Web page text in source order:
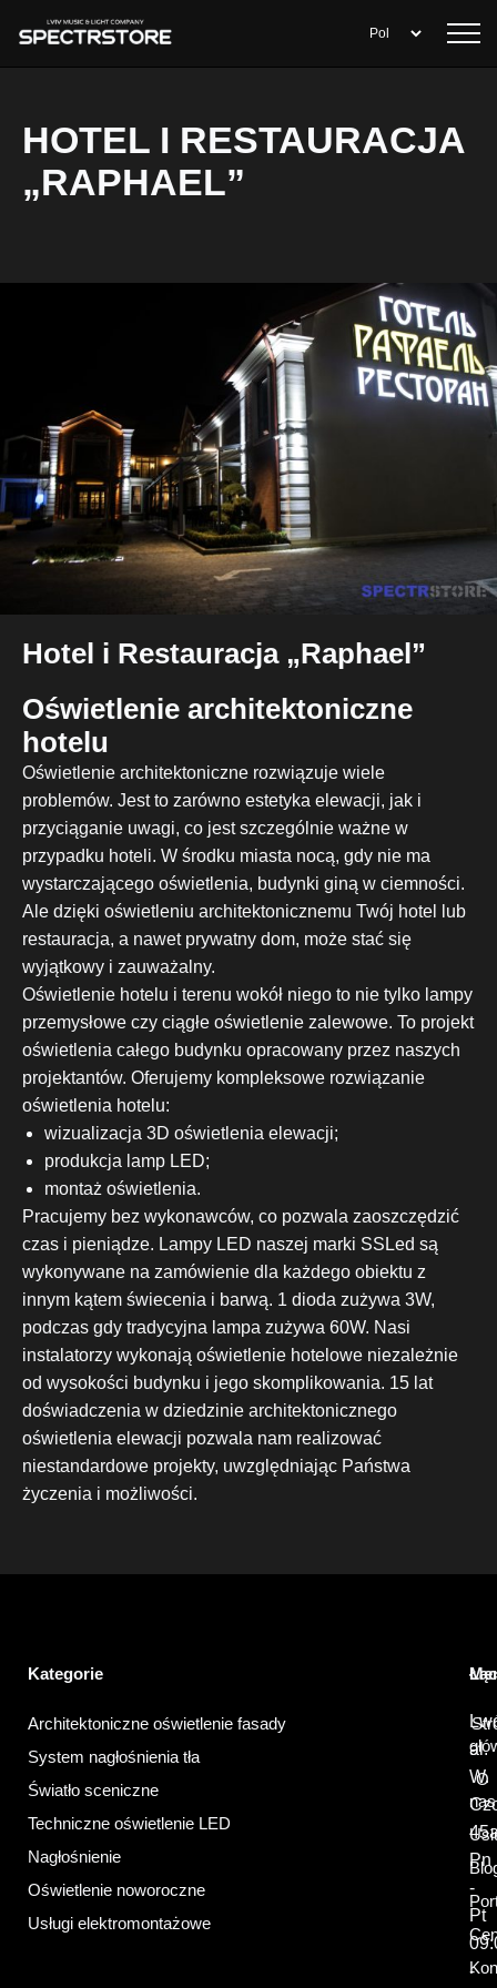
HOTEL I RESTAURACJA
„RAPHAEL”
Hotel i Restauracja „Raphael”
Oświetlenie architektoniczne
hotelu
Oświetlenie architektoniczne rozwiązuje wiele
problemów. Jest to zarówno estetyka elewacji, jak i
przyciąganie uwagi, co jest szczególnie ważne w
przypadku hoteli. W środku miasta nocą, gdy nie ma
wystarczającego oświetlenia, budynki giną w ciemności.
Ale dzięki oświetleniu architektonicznemu Twój hotel lub
restauracja, a nawet prywatny dom, może stać się
wyjątkowy i zauważalny.
Oświetlenie hotelu i terenu wokół niego to nie tylko lampy
przemysłowe czy ciągłe oświetlenie zalewowe. To projekt
oświetlenia całego budynku opracowany przez naszych
projektantów. Oferujemy kompleksowe rozwiązanie
oświetlenia hotelu:
wizualizacja 3D oświetlenia elewacji;
produkcja lamp LED;
montaż oświetlenia.
Pracujemy bez wykonawców, co pozwala zaoszczędzić
czas i pieniądze. Lampy LED naszej marki SSLed są
wykonywane na zamówienie dla każdego obiektu z
innym kątem świecenia i barwą. 1 dioda zużywa 3W,
podczas gdy tradycyjna lampa zużywa 60W. Nasi
instalatorzy wykonają oświetlenie hotelowe niezależnie
od wysokości budynku i jego skomplikowania. 15 lat
doświadczenia w dziedzinie architektonicznego
oświetlenia elewacji pozwala nam realizować
niestandardowe projekty, uwzględniając Państwa
życzenia i możliwości.
Kategorie
Architektoniczne oświetlenie fasady
System nagłośnienia tła
Światło sceniczne
Techniczne oświetlenie LED
Nagłośnienie
Oświetlenie noworoczne
Usługi elektromontażowe
al.
W.
Pn
-
Pt
-
O
nas